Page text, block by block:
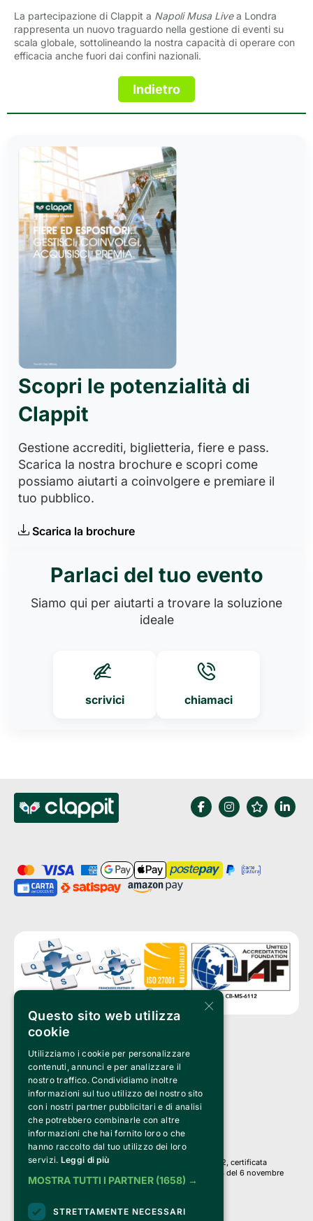
La partecipazione di Clappit a Napoli Musa Livea Londra
rappresenta un nuovo traguardo nella gestione di eventi su
scala globale, sottolineando la nostra capacità di operare con
efficacia anche fuori dai confini nazionali.
Scopri le potenzialità di
Clappit
Gestione accrediti, biglietteria, fiere e pass.
Scarica la nostra brochure e scopri come
possiamo aiutarti a coinvolgere e premiare il
tuo pubblico.
Scarica la brochure
Parlaci del tuo evento
Siamo qui per aiutarti a trovare la soluzione
ideale
scrivici chiamaci
Clappit è un marchio di proprietà di:
Bemils Srl
a Socio Unico
Via Fosse Ardeatine, 4 -20092 Cinisello Balsamo (MI)
PI 05589050961
Iscr. C.C.I.A.A. Milano R.E.A. 1833471
© 2010-2025 Bemils Srl - Tutti i diritti riservati
Credits:
Clappit è basato sulla piattaforma di biglietteria Belive 6.2, certificata
dall’Agenzia delle Entrate con protocollo n. 2025/445474 del 6 novembre
2025.
Su Clappit i tuoi acquisti ed i tuoi dati
sono sicuri e protetti da un certificato SSL
×
Questo sito web utilizza
cookie
Utilizziamo i cookie per personalizzare
contenuti, annunci e per analizzare il
nostro traffico. Condividiamo inoltre
informazioni sul tuo utilizzo del nostro sito
con i nostri partner pubblicitari e di analisi
che potrebbero combinarle con altre
informazioni che hai fornito loro o che
hanno raccolto dal tuo utilizzo dei loro
servizi. Leggi di più
MOSTRA TUTTI I PARTNER (1658) →
STRETTAMENTE NECESSARI